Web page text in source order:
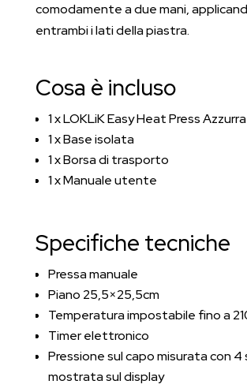
comodamente a due mani,
entrambi i lati della piastra.
Cosa è incluso
1 x LOKLiK Easy Heat Press Azzurra
1 x Base isolata
1 x Borsa di trasporto
1 x Manuale utente
Specifiche tecniche
Pressa manuale
Piano 25,5×25,5cm
Temperatura impostabile fino a
Timer elettronico
Pressione sul capo misurata con 4
mostrata sul display